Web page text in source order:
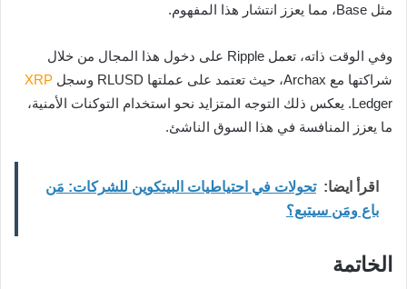
مثل Base، مما يعزز انتشار هذا المفهوم.
وفي الوقت ذاته، تعمل Ripple على دخول هذا المجال من خلال
شراكتها مع Archax، حيث تعتمد على عملتها RLUSD وسجل
XRP
Ledger. يعكس ذلك التوجه المتزايد نحو استخدام التوكنات الأمنية،
ما يعزز المنافسة في هذا السوق الناشئ.
اقرأ ايضا: تحولات في احتياطيات البيتكوين للشركات: مَن
باع ومَن سيتبع؟
الخاتمة